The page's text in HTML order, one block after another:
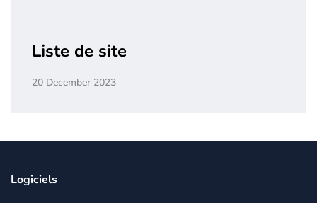
Liste de site
20 December 2023
Logiciels